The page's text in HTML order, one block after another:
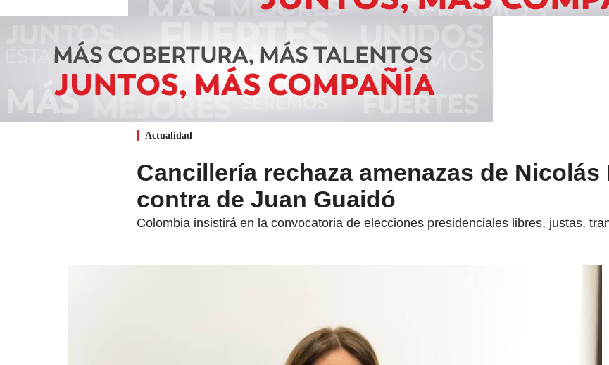
Actualidad
Cancillería rechaza amenazas de Nicolás
contra de Juan Guaidó
Colombia insistirá en la convocatoria de elecciones presidenciales libres, justas,